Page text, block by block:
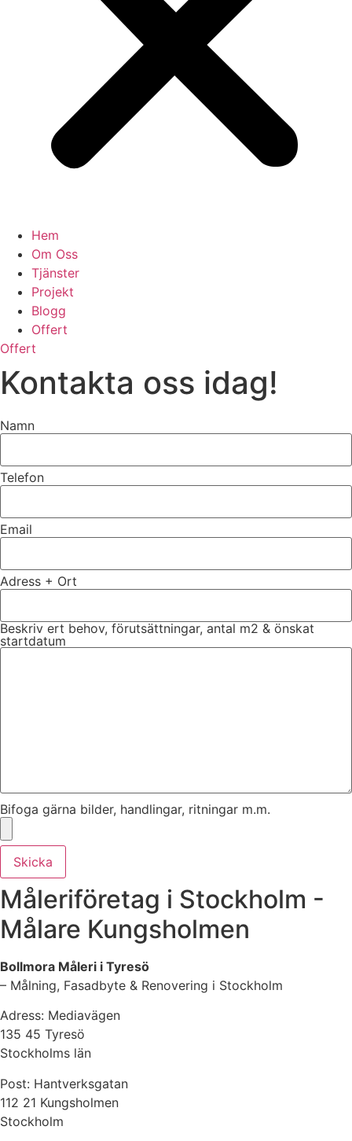
Hem
Om Oss
Tjänster
Projekt
Blogg
Offert
Offert
Kontakta oss idag!
Namn
Telefon
Email
Adress + Ort
Beskriv ert behov, förutsättningar, antal m2 & önskat
startdatum
Bifoga gärna bilder, handlingar, ritningar m.m.
Skicka
Måleriföretag i Stockholm -
Målare Kungsholmen
Bollmora Måleri i Tyresö
– Målning, Fasadbyte & Renovering i Stockholm
Adress: Mediavägen
135 45 Tyresö
Stockholms län
Post: Hantverksgatan
112 21 Kungsholmen
Stockholm